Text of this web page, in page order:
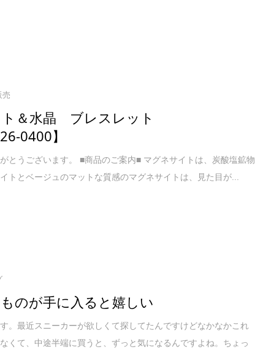
売
ト＆水晶 ブレスレット
0400】
とうございます。 ■商品のご案内■ マグネサイトは、炭酸塩鉱物
トとベージュのマットな質感のマグネサイトは、見た目が...
のが手に入ると嬉しい
。最近スニーカーが欲しくて探してたんですけどなかなかこれ
くて、中途半端に買うと、ずっと気になるんですよね。ちょっ